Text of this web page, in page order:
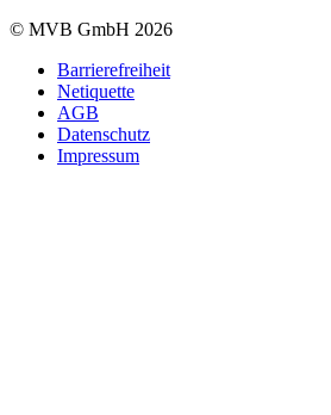
© MVB GmbH 2026
Barrierefreiheit
Netiquette
AGB
Datenschutz
Impressum